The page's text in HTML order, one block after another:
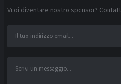
Vuoi diventare nostro sponsor?